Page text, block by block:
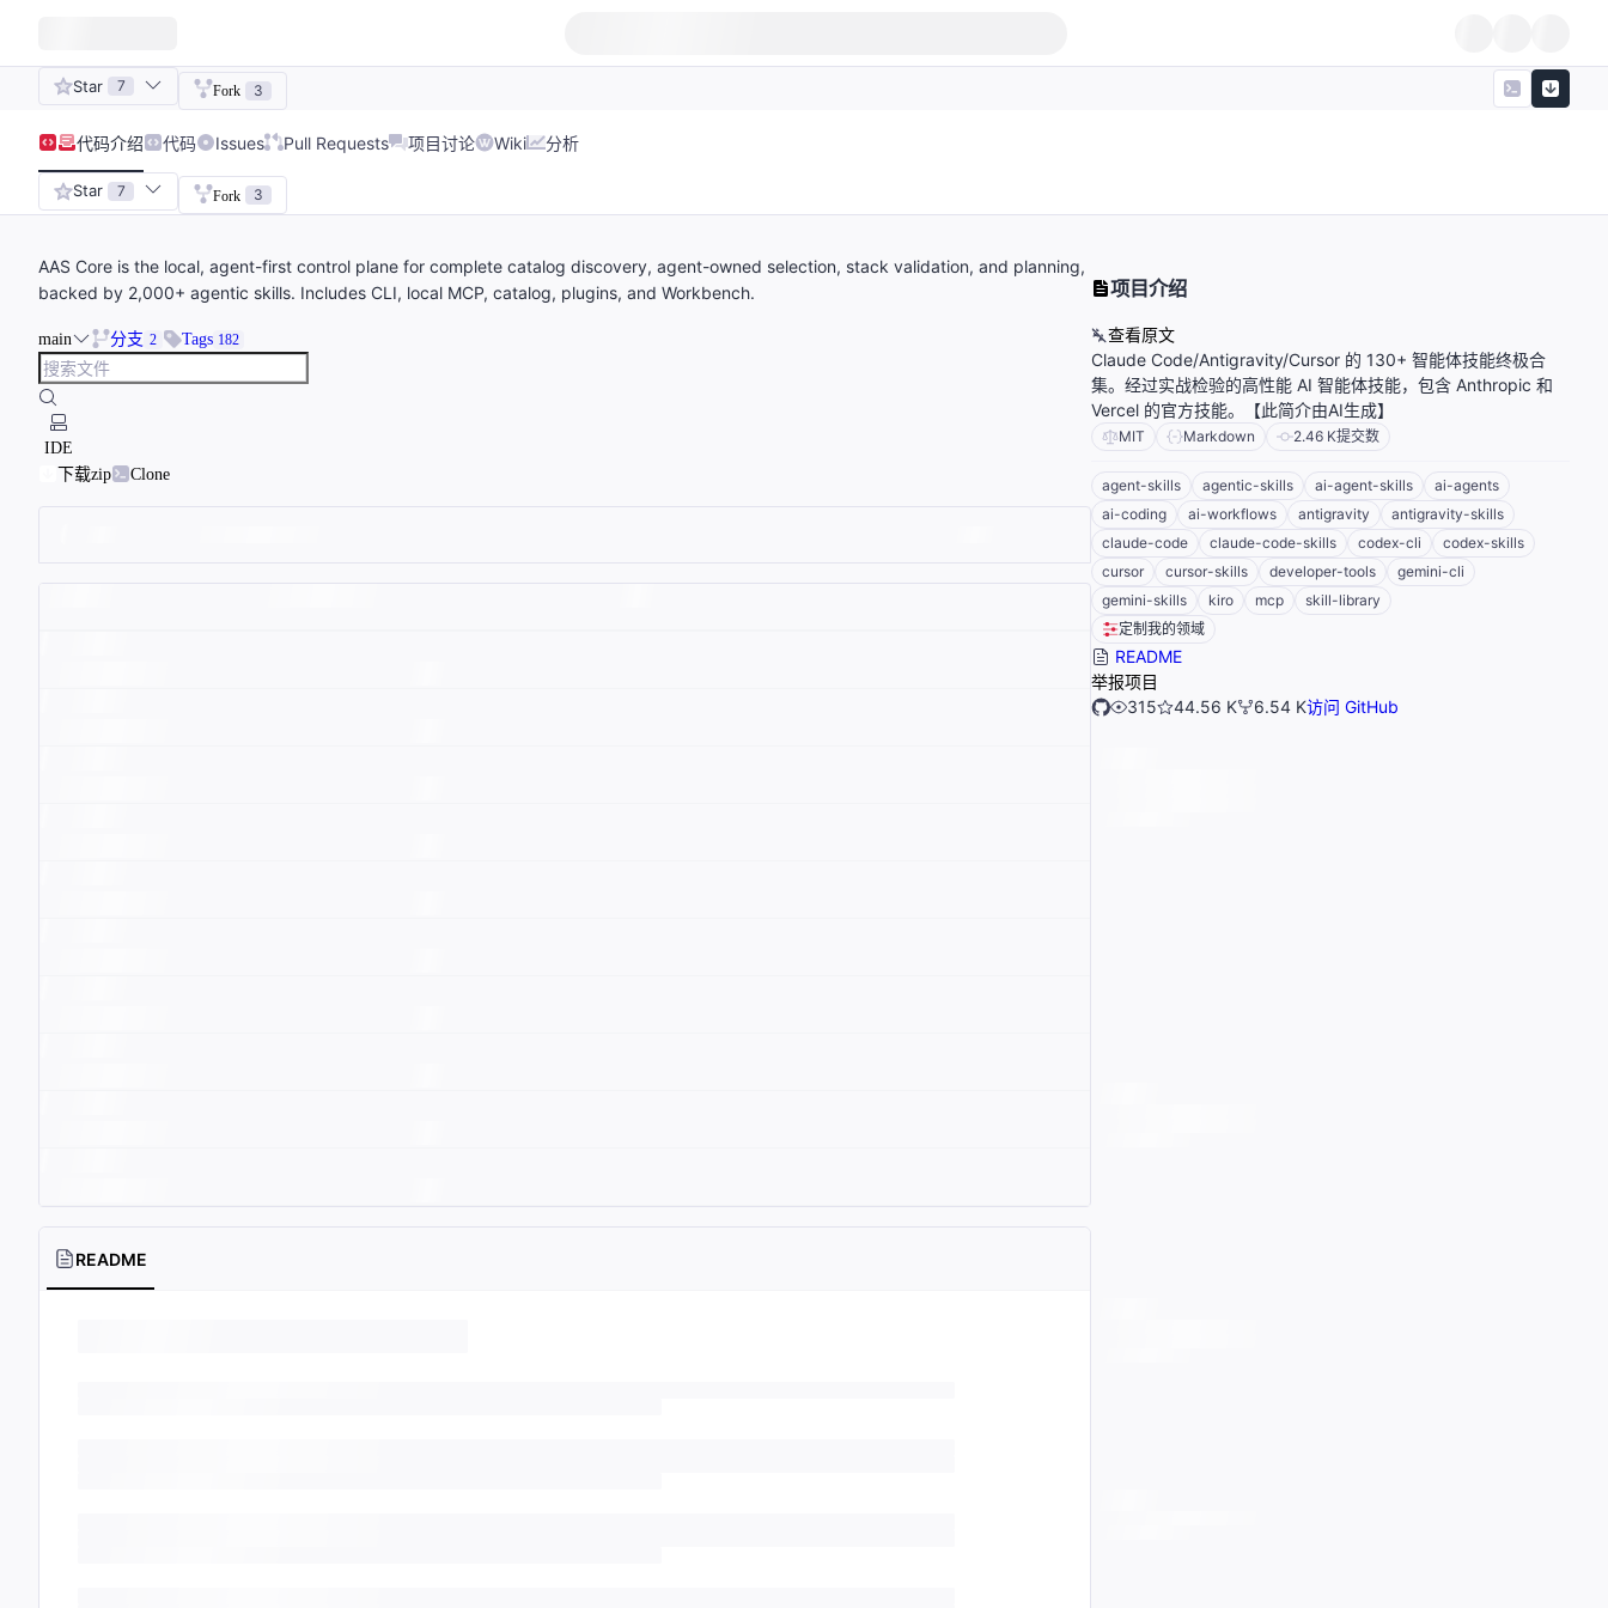
Star 7 Fork 3
代码介绍 代码 Issues Pull Requests 项目讨论 Wiki 分析
Star 7 Fork 3
AAS Core is the local, agent-first control plane for complete catalog discovery, agent-owned selection, stack validation, and planning,
backed by 2,000+ agentic skills. Includes CLI, local MCP, catalog, plugins, and Workbench.
main 分支 2 Tags 182
IDE
下载zip
Clone
README
项目介绍
查看原文
Claude Code/Antigravity/Cursor 的 130+ 智能体技能终极合
集。经过实战检验的高性能 AI 智能体技能，包含 Anthropic 和
Vercel 的官方技能。【此简介由AI生成】
MIT Markdown 2.46 K提交数
agent-skills agentic-skills ai-agent-skills
ai-agents
ai-coding
ai-workflows antigravity
antigravity-skills
claude-code
claude-code-skills codex-cli
codex-skills
cursor
cursor-skills developer-tools
gemini-cli
gemini-skills
kiro mcp
skill-library
定制我的领域
README
举报项目
315
44.56 K 6.54 K访问 GitHub